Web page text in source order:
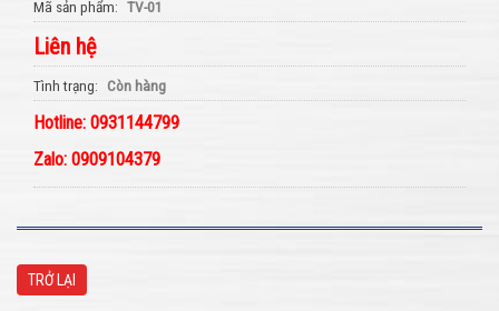
Mã sản phẩm TV-01
Liên hệ
Tình trạng Còn hàng
Hotline: 0931144799
Zalo: 0909104379
TRỞ LẠI